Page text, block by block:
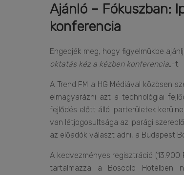
Ajánló – Fókuszban:
konferencia
Engedjék meg, hogy figyelmükbe
oktatás kéz a kézben konferencia„-t.
A Trend FM a HG Médiával közösen
elmagyarázni azt a technológiai
fejlődés előtt álló iparterületek
van létjogosultsága az iparági
az előadók választ adni, a Budapest
A kedvezményes regisztráció
tartalmazza a Boscolo Hotelben